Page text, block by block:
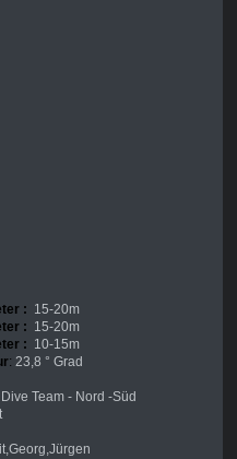
: 15-20m
: 15-20m
: 10-15m
: 23,8 ° Grad
Team - Nord -Süd